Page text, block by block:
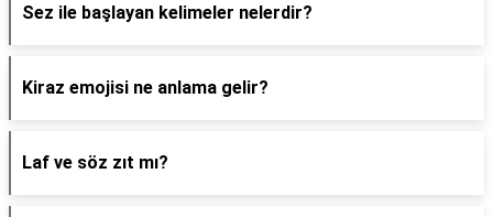
Sez ile başlayan kelimeler nelerdir?
Kiraz emojisi ne anlama gelir?
Laf ve söz zıt mı?